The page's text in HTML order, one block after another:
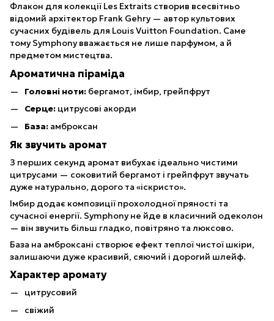
Флакон для колекції Les Extraits створив всесвітньо
відомий архітектор Frank Gehry — автор культових
сучасних будівель для Louis Vuitton Foundation. Саме
тому Symphony вважається не лише парфумом, а й
предметом мистецтва.
Ароматична піраміда
Головні ноти: бергамот, імбир, грейпфрут
Серце: цитрусові акорди
База: амброксан
Як звучить аромат
З перших секунд аромат вибухає ідеально чистими
цитрусами — соковитий бергамот і грейпфрут звучать
дуже натурально, дорого та «іскристо».
Імбир додає композиції прохолодної пряності та
сучасної енергії. Symphony не йде в класичний одеколон
— він звучить більш гладко, повітряно та люксово.
База на амброксані створює ефект теплої чистої шкіри,
залишаючи дуже красивий, сяючий і дорогий шлейф.
Характер аромату
цитрусовий
свіжий